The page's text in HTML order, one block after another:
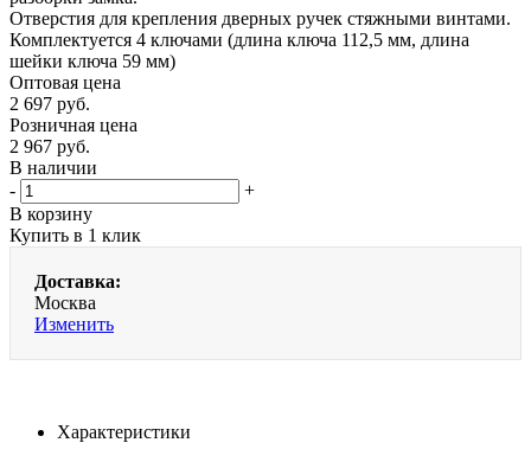
Отверстия для крепления дверных ручек стяжными винтами.
Комплектуется 4 ключами (длина ключа 112,5 мм, длина
шейки ключа 59 мм)
Оптовая цена
2 697 руб.
Розничная цена
2 967 руб.
В наличии
-
+
В корзину
Купить в 1 клик
Доставка:
Москва
Изменить
Характеристики